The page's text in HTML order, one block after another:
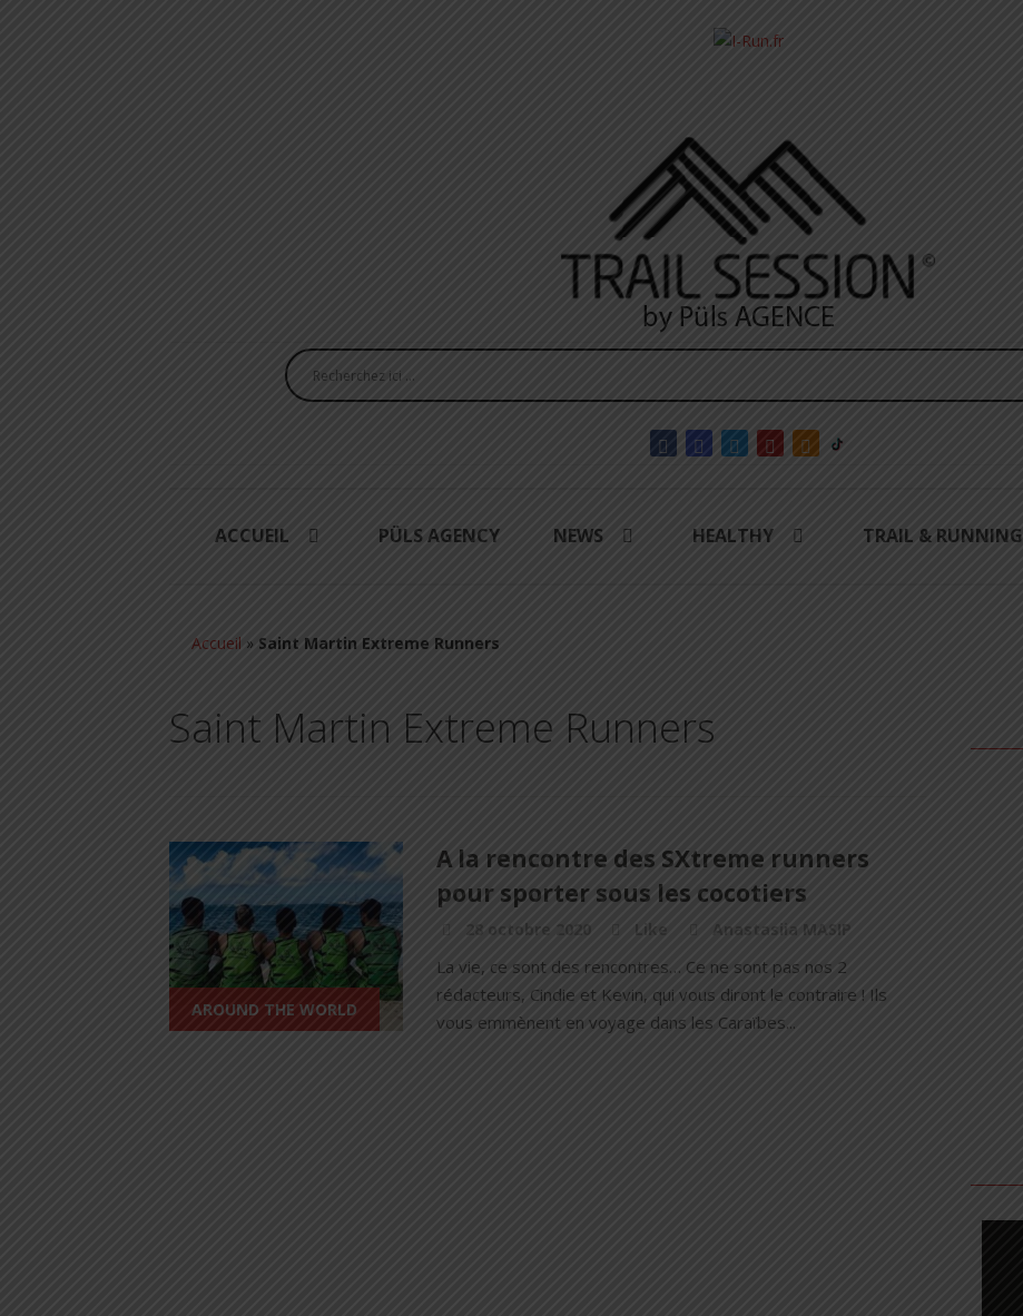
ACCUEIL PÜLS AGENCY NEWS HEALTHY TRAIL & RUNNING
Accueil » Saint Martin Extreme Runners
Saint Martin Extreme Runners
AROUND THE WORLD
A la rencontre des SXtreme runners
pour sporter sous les cocotiers
28 octobre 2020 Like Anastasiia MASIP
La vie, ce sont des rencontres… Ce ne sont pas nos 2
rédacteurs, Cindie et Kevin, qui vous diront le contraire ! Ils
vous emmènent en voyage dans les Caraïbes...